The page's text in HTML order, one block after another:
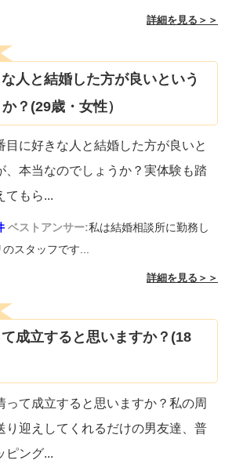
詳細を見る＞＞
人と結婚した方が良いという
？(29歳・女性）
目に好きな人と結婚した方が良いと
、本当なのでしょうか？実体験も踏
てもら...
ベストアンサー:私は結婚相談所に勤務し
スタッフです...
詳細を見る＞＞
成立すると思いますか？(18
って成立すると思いますか？私の周
り迎えしてくれるだけの男友達、普
ピング...